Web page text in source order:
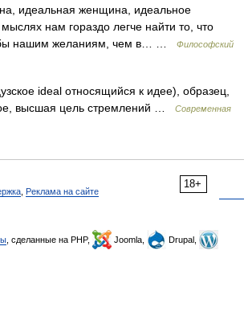
идеальная женщина, идеальное
нам гораздо легче найти то, что
бы нашим желаниям, чем в… …
Философский
ideal относящийся к идее), образец,
высшая цель стремлений …
Современная
18+
Реклама на сайте
, сделанные на PHP, Joomla,
Drupal,